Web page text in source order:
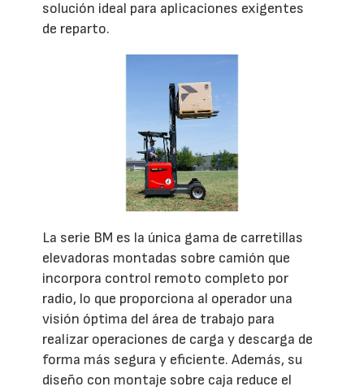
solución ideal para aplicaciones exigentes
de reparto.
La serie BM es la única gama de carretillas
elevadoras montadas sobre camión que
incorpora control remoto completo por
radio, lo que proporciona al operador una
visión óptima del área de trabajo para
realizar operaciones de carga y descarga de
forma más segura y eficiente. Además, su
diseño con montaje sobre caja reduce el